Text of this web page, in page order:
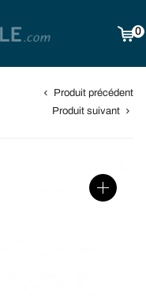
0
Produit précédent
Produit suivant